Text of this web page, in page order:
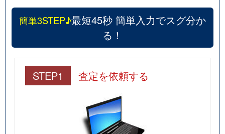
簡単3STEP♪最短45秒 簡単入力でスグ分か
る！
STEP1 査定を依頼する